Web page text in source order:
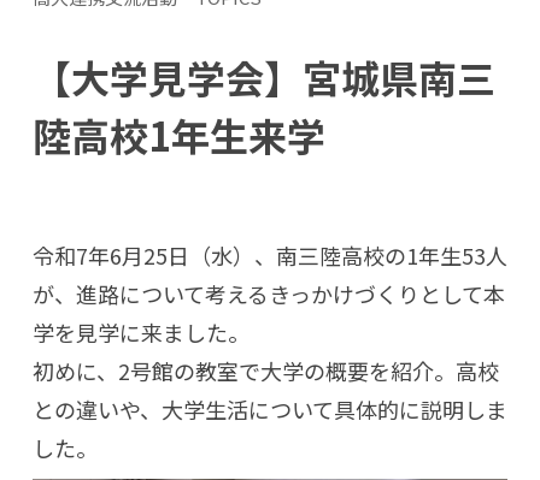
【大学見学会】宮城県南三
陸高校1年生来学
令和7年6月25日（水）、南三陸高校の1年生53人
が、進路について考えるきっかけづくりとして本
学を見学に来ました。
初めに、2号館の教室で大学の概要を紹介。高校
との違いや、大学生活について具体的に説明しま
した。